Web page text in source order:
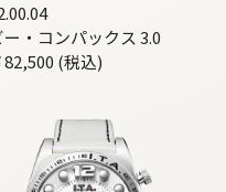
ー・コンパックス 3.0
82,500 (税込)